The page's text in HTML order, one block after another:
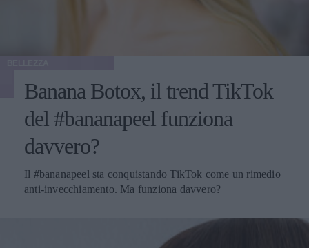
Banana Botox, il trend TikTok
del #bananapeel funziona
davvero?
Il #bananapeel sta conquistando TikTok come un rimedio
anti-invecchiamento. Ma funziona davvero?